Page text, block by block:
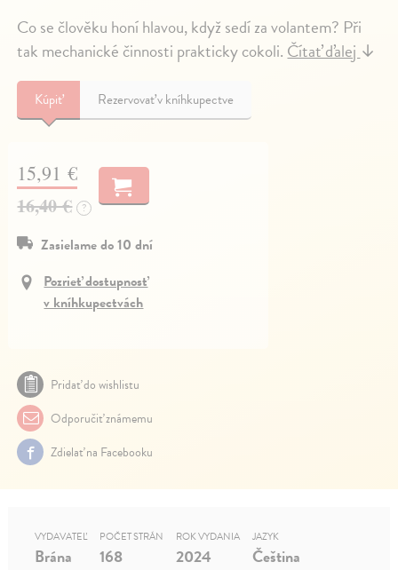
Co se člověku honí hlavou, když sedí za volantem? Při
tak mechanické činnosti prakticky cokoli.Čítať ďalej↓
Kúpiť Rezervovať v kníhkupectve
15,91 €
16,40 € ?
Zasielame do 10 dní
Pozrieť dostupnosť
v kníhkupectvách
Pridať do wishlistu
Odporučiť známemu
Zdielať na Facebooku
VYDAVATEĽ
Brána
POČET STRÁN
168
ROK VYDANIA
2024
JAZYK
Čeština